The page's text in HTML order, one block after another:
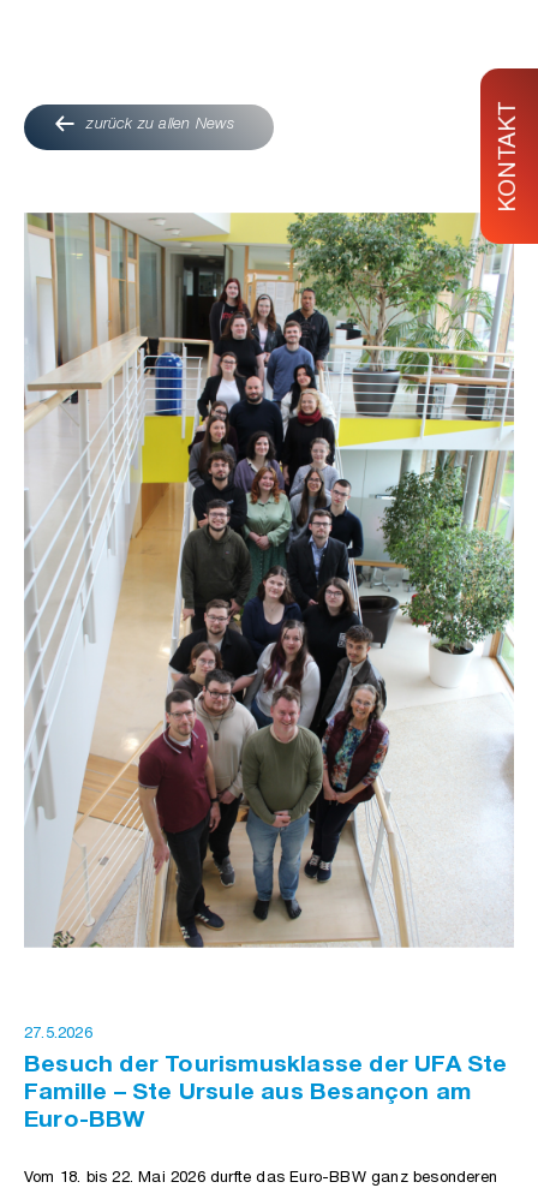
KONTAKT
zurück zu allen News
27.5.2026
Besuch der Tourismusklasse der UFA Ste
Famille – Ste Ursule aus Besançon am
Euro-BBW
Vom 18. bis 22. Mai 2026 durfte das Euro-BBW ganz besonderen